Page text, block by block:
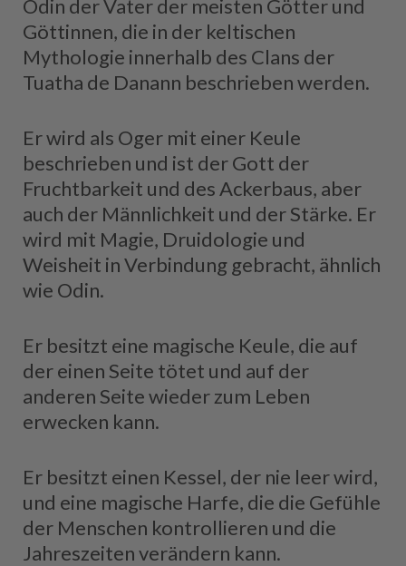
Odin der Vater der meisten Götter und
Göttinnen, die in der keltischen
Mythologie innerhalb des Clans der
Tuatha de Danann beschrieben werden.
Er wird als Oger mit einer Keule
beschrieben und ist der Gott der
Fruchtbarkeit und des Ackerbaus, aber
auch der Männlichkeit und der Stärke. Er
wird mit Magie, Druidologie und
Weisheit in Verbindung gebracht, ähnlich
wie Odin.
Er besitzt eine magische Keule, die auf
der einen Seite tötet und auf der
anderen Seite wieder zum Leben
erwecken kann.
Er besitzt einen Kessel, der nie leer wird,
und eine magische Harfe, die die Gefühle
der Menschen kontrollieren und die
Jahreszeiten verändern kann.